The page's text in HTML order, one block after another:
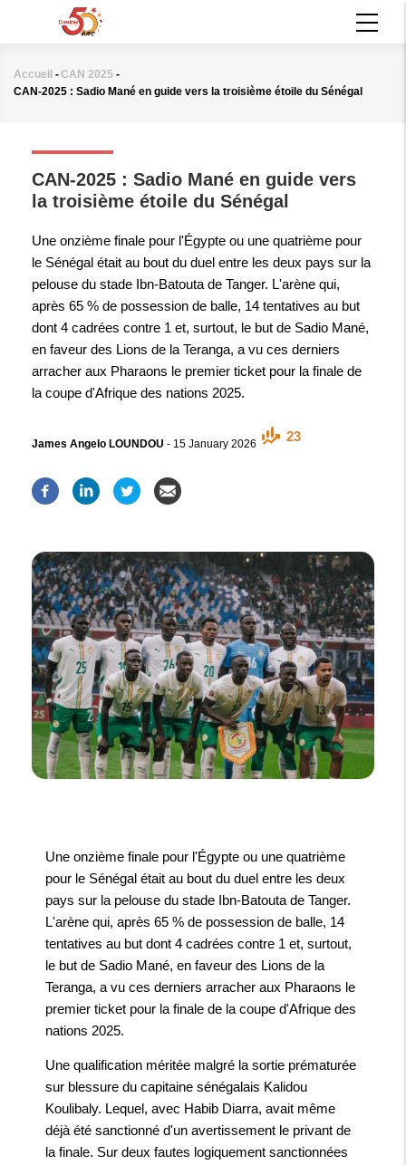
principal
Fil
Accueil -CAN 2025 -
CAN-2025 : Sadio Mané en guide vers la troisième étoile du Sénégal
CAN-2025 : Sadio Mané en guide vers
la troisième étoile du Sénégal
Une onzième finale pour l'Égypte ou une quatrième pour
le Sénégal était au bout du duel entre les deux pays sur la
pelouse du stade Ibn-Batouta de Tanger. L'arène qui,
après 65 % de possession de balle, 14 tentatives au but
dont 4 cadrées contre 1 et, surtout, le but de Sadio Mané,
en faveur des Lions de la Teranga, a vu ces derniers
arracher aux Pharaons le premier ticket pour la finale de
la coupe d'Afrique des nations 2025.
James Angelo LOUNDOU - 15 January 2026
23
Une onzième finale pour l'Égypte ou une quatrième
pour le Sénégal était au bout du duel entre les deux
pays sur la pelouse du stade Ibn-Batouta de Tanger.
L'arène qui, après 65 % de possession de balle, 14
tentatives au but dont 4 cadrées contre 1 et, surtout,
le but de Sadio Mané, en faveur des Lions de la
Teranga, a vu ces derniers arracher aux Pharaons le
premier ticket pour la finale de la coupe d'Afrique des
nations 2025.
Une qualification méritée malgré la sortie prématurée
sur blessure du capitaine sénégalais Kalidou
Koulibaly. Lequel, avec Habib Diarra, avait même
déjà été sanctionné d'un avertissement le privant de
la finale. Sur deux fautes logiquement sanctionnées